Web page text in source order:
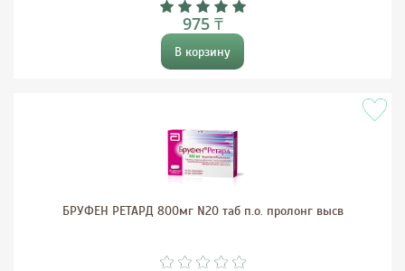
975 ₸
В корзину
БРУФЕН РЕТАРД 800мг N20 таб п.о. пролонг высв